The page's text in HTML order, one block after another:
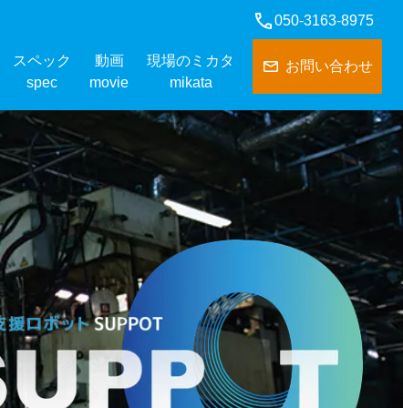
スペック
spec
動画
movie
現場のミカタ
mikata
050-3163-8975
お問い合わせ